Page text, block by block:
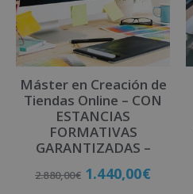
Máster en Creación de
Tiendas Online – CON
ESTANCIAS
FORMATIVAS
GARANTIZADAS –
2.880,00€ 1.440,00€